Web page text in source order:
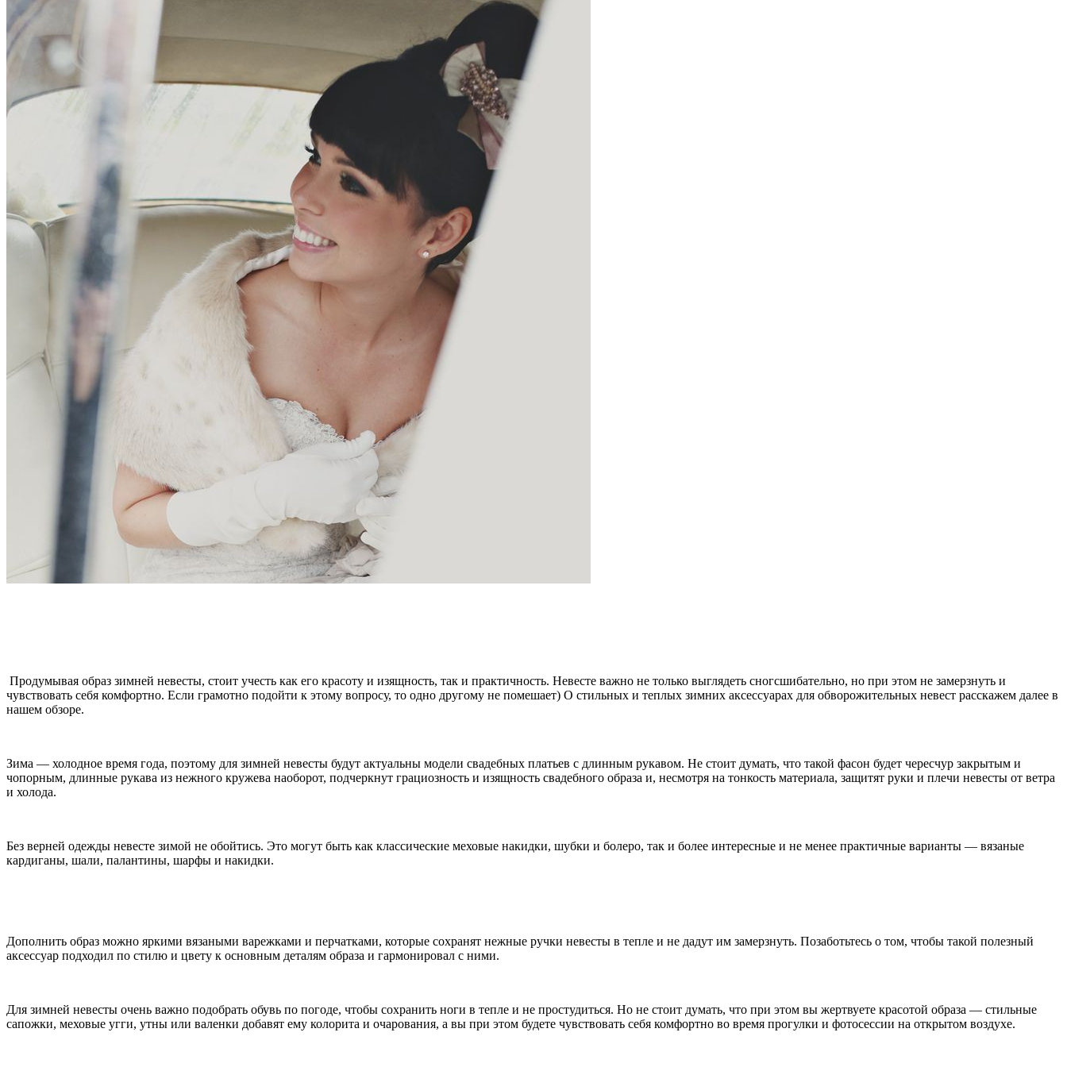
Продумывая образ зимней невесты, стоит учесть как его красоту и изящность, так и практичность. Невесте важно не только выглядеть сногсшибательно, но при этом не замерзнуть и
чувствовать себя комфортно. Если грамотно подойти к этому вопросу, то одно другому не помешает) О стильных и теплых зимних аксессуарах для обворожительных невест расскажем далее в
нашем обзоре.
Зима — холодное время года, поэтому для зимней невесты будут актуальны модели свадебных платьев с длинным рукавом. Не стоит думать, что такой фасон будет чересчур закрытым и
чопорным, длинные рукава из нежного кружева наоборот, подчеркнут грациозность и изящность свадебного образа и, несмотря на тонкость материала, защитят руки и плечи невесты от ветра
и холода.
Без верней одежды невесте зимой не обойтись. Это могут быть как классические меховые накидки, шубки и болеро, так и более интересные и не менее практичные варианты — вязаные
кардиганы, шали, палантины, шарфы и накидки.
Дополнить образ можно яркими вязаными варежками и перчатками, которые сохранят нежные ручки невесты в тепле и не дадут им замерзнуть. Позаботьтесь о том, чтобы такой полезный
аксессуар подходил по стилю и цвету к основным деталям образа и гармонировал с ними.
Для зимней невесты очень важно подобрать обувь по погоде, чтобы сохранить ноги в тепле и не простудиться. Но не стоит думать, что при этом вы жертвуете красотой образа — стильные
сапожки, меховые угги, утны или валенки добавят ему колорита и очарования, а вы при этом будете чувствовать себя комфортно во время прогулки и фотосессии на открытом воздухе.